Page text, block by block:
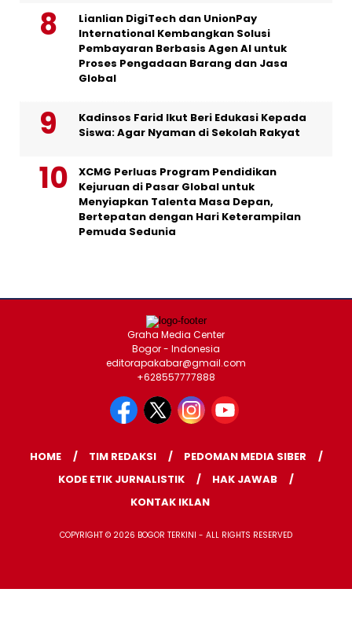
Lianlian DigiTech dan UnionPay
International Kembangkan Solusi
Pembayaran Berbasis Agen AI untuk
Proses Pengadaan Barang dan Jasa
Global
Kadinsos Farid Ikut Beri Edukasi Kepada
Siswa: Agar Nyaman di Sekolah Rakyat
XCMG Perluas Program Pendidikan
Kejuruan di Pasar Global untuk
Menyiapkan Talenta Masa Depan,
Bertepatan dengan Hari Keterampilan
Pemuda Sedunia
Graha Media Center
Bogor - Indonesia
editorapakabar@gmail.com
+628557777888
HOME TIM REDAKSI
PEDOMAN MEDIA SIBER
KODE ETIK JURNALISTIK
HAK JAWAB
KONTAK IKLAN
COPYRIGHT © 2026 BOGOR TERKINI - ALL RIGHTS RESERVED